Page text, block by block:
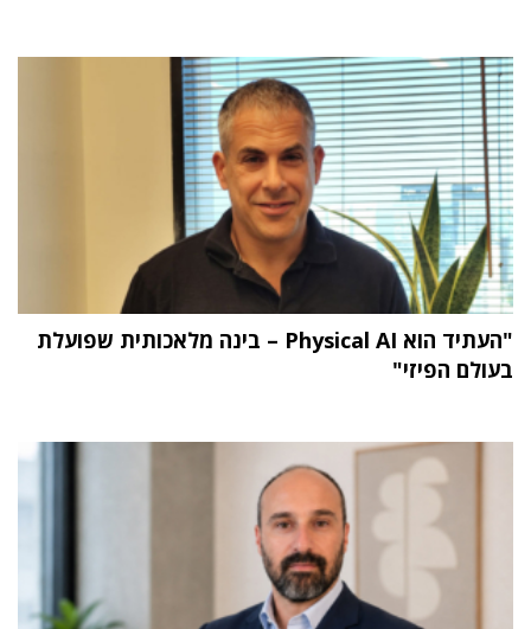
"העתיד הוא Physical AI – בינה מלאכותית שפועלת
בעולם הפיזי"